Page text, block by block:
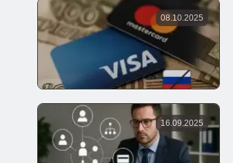
08.10.2025
16.09.2025